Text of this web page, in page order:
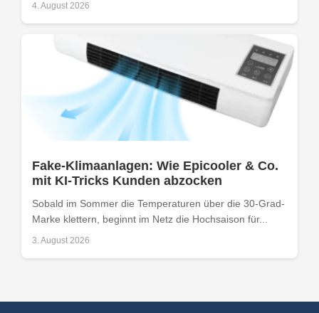
4. August 2026
Fake-Klimaanlagen: Wie Epicooler & Co.
mit KI-Tricks Kunden abzocken
Sobald im Sommer die Temperaturen über die 30-Grad-
Marke klettern, beginnt im Netz die Hochsaison für...
3. August 2026